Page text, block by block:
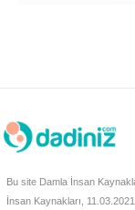
Bu site Damla İnsan
İnsan Kaynakları,